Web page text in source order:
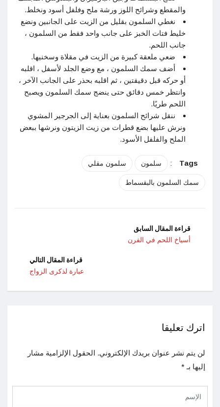
والمقطع وشرائح اللوز ورشة ملح وفلفل أسود ونخلط.
نغطي السلمون بقليل من الزيت على الجانبين ونضع
خليط فتات الخبز على جانب واحد فقط من السلمون ،
جانب اللحم.
ضعي ملعقة كبيرة من الزيت في مقلاة وسخنيها.
أضف سمك السلمون ، مع وضع الجلد لأسفل ، اقلبه
أو حركه قبل دقيقتين ، ثم اقلبه بحذر على الجانب الآخر ،
وانتظر خمس دقائق حتى ينضج سمك السلمون ويصبح
اللحم طريًا.
ننقل شرائح السلمون بعناية إلى الجرجير المشوي
ونرش عليها بضع قطرات من زيت الزيتون ونرشها ببعض
الملح والفلفل الأسود.
Tags
: سلمون سلمون مقلي
سمك السلمون بالبقسماط
قراءة المقال السابق
أسياخ اللحم في الفرن
قراءة المقال التالي
عبارة لذكرى الزواج
اترك تعليقا
لن يتم نشر عنوان بريدك الإلكتروني. الحقول الإلزامية مشار
إليها بـ *